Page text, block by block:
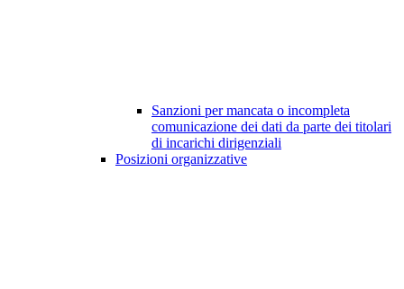
Sanzioni per mancata o incompleta
comunicazione dei dati da parte dei titolari
di incarichi dirigenziali
Posizioni organizzative